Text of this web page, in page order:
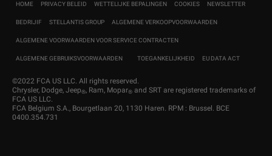
HOME PRIVACY BELEID WETTELIJKE BEPALINGEN COOKIES NEWSLETTER
BEDRIJIF STELLANTIS GROUP ALGEMENE VERKOOPVOORWAARDEN
ALGEMENE VOORWAARDEN VOOR SERVICE CONTRACTEN
ALGEMENE GEBRUIKSVOORWAARDEN TOEGANKELIJKHEID EU DATA ACT
©2022 FCA US LLC. All rights reserved.
Chrysler, Dodge, Jeep®, Ram, Mopar® and SRT are registered trademarks of
FCA US LLC.
FCA Belgium S.A., Bourgetlaan 20, 1130 Haren. RPM : Brussel. BCE
0400.354.731